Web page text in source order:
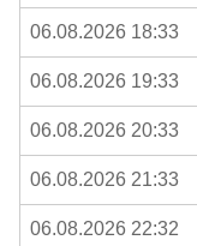
06.08.2026 18:33
06.08.2026 19:33
06.08.2026 20:33
06.08.2026 21:33
06.08.2026 22:32